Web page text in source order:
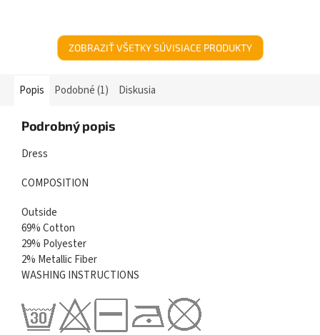
ZOBRAZIŤ VŠETKY SÚVISIACE PRODUKTY
Popis Podobné (1) Diskusia
Podrobný popis
Dress
COMPOSITION
Outside
69% Cotton
29% Polyester
2% Metallic Fiber
WASHING INSTRUCTIONS